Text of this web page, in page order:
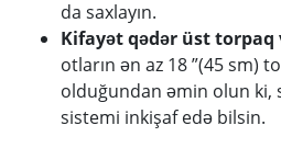
da saxlayın.
Kifayət qədər üst torpaq
otların ən az 18 ”(45 sm)
olduğundan əmin olun ki,
sistemi inkişaf edə bilsin.